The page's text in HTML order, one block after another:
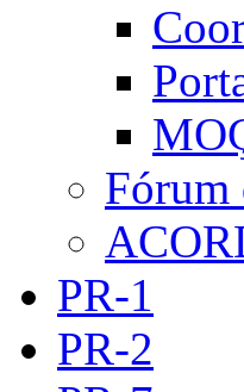
Fórum
PR-1
PR-2